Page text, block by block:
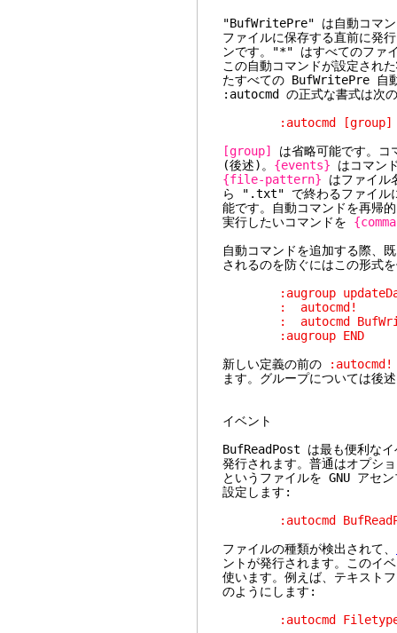
"BufWritePre" は自動コマン
ファイルに保存する直前に発
ンです。"*" はすべてのファ
この自動コマンドが設定さ
たすべての BufWritePre 自動
:autocmd の正式な書式は次
:autocmd [group]
[group]
は省略可能です。コ
(後述)。 {events} はコマン
{file-pattern} はファイ
ら ".txt" で終わるファイル
能です。自動コマンドを再帰
実行したいコマンドを
自動コマンドを追加する際、
されるのを防ぐにはこの形式
:augroup
: autocmd!
: autocmd
:augroup END
新しい定義の前の
:autocmd!
ます。グループについては後
イベント
BufReadPost は最も便利なイ
発行されます。普通はオプシ
というファイルを GNU アセ
設定します:
:autocmd
ファイルの種類が検出されて、
ントが発行されます。このイ
使います。例えば、テキスト
のようにします:
:autocmd Filetype